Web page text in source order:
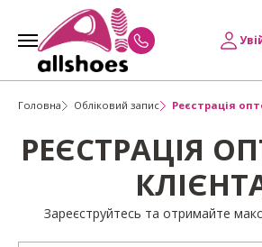
Головна Обліковий запис Реєстрація
РЕЄСТРАЦІЯ
Зареєструйтесь та отримайте